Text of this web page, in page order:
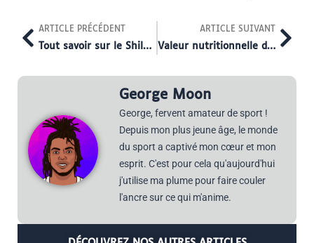
ARTICLE PRÉCÉDENT
Tout savoir sur le Shilajit : intérêts, effets et précautions pour les sportifs
ARTICLE SUIVANT
Valeur nutritionnelle de l’œuf dur : un aliment incontournable pour les sportifs ?
George Moon
George, fervent amateur de sport !
Depuis mon plus jeune âge, le monde
du sport a captivé mon cœur et mon
esprit. C'est pour cela qu'aujourd'hui
j'utilise ma plume pour faire couler
l'ancre sur ce qui m'anime.